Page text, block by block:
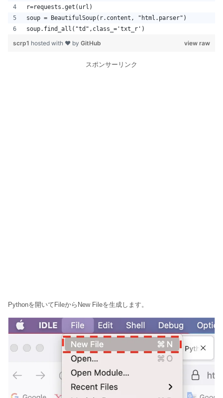
r=requests.get(url)
soup = BeautifulSoup(r.content, "html.parser")
soup.find_all("td",class_='txt_r')
view raw
scrp1 hosted with ❤ by GitHub
スポンサーリンク
Pythonを開いてFileからNew Fileを生成します。